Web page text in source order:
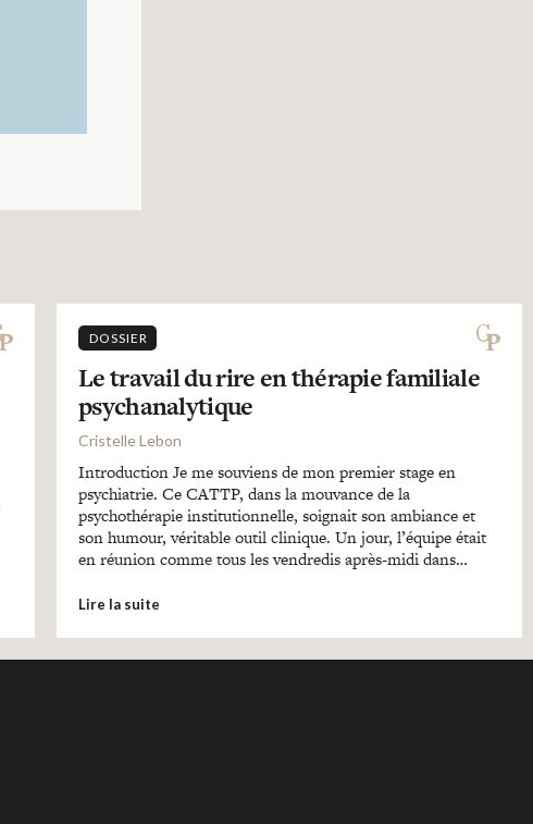
DOSSIER
Le travail du rire en thérapie familiale
psychanalytique
Cristelle Lebon
Introduction Je me souviens de mon premier stage en
psychiatrie. Ce CATTP, dans la mouvance de la
psychothérapie institutionnelle, soignait son ambiance et
son humour, véritable outil clinique. Un jour, l’équipe était
en réunion comme tous les vendredis après-midi dans…
Lire la suite